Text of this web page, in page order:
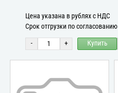
Цена указана в рублях с НДС
Срок отгрузки по согласованию
- + Купить